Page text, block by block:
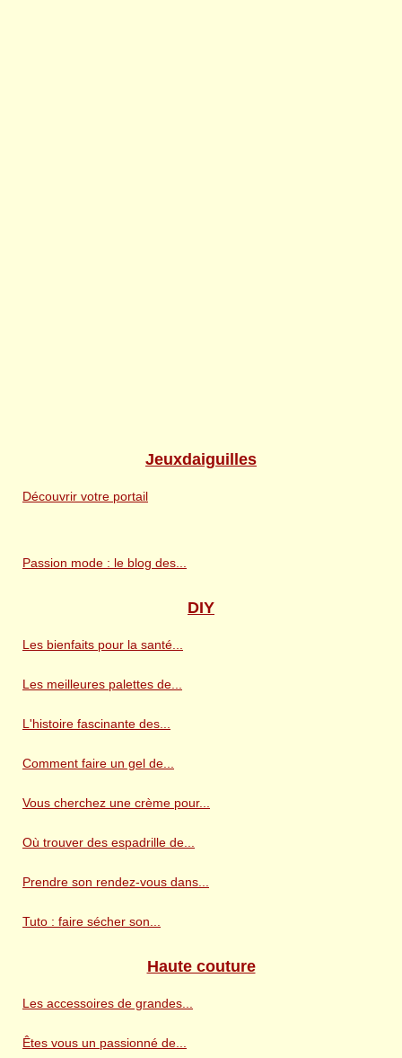
Jeuxdaiguilles
Découvrir votre portail
Passion mode : le blog des...
DIY
Les bienfaits pour la santé...
Les meilleures palettes de...
L'histoire fascinante des...
Comment faire un gel de...
Vous cherchez une crème pour...
Où trouver des espadrille de...
Prendre son rendez-vous dans...
Tuto : faire sécher son...
Haute couture
Les accessoires de grandes...
Êtes vous un passionné de...